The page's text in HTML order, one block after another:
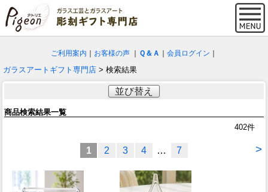
ご利用案内 お客様の声 Ｑ＆Ａ 会員ログイン
ガラスアートギフト専門店 > 検索結果
並び替え
商品検索結果一覧
402件
>
1 2 3 4 … 7